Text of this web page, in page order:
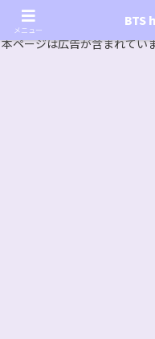
『In the SOOP BTS ver.』シーズン2放
方法は？【In
本ページは広告が含まれてい
メニュー
BTS